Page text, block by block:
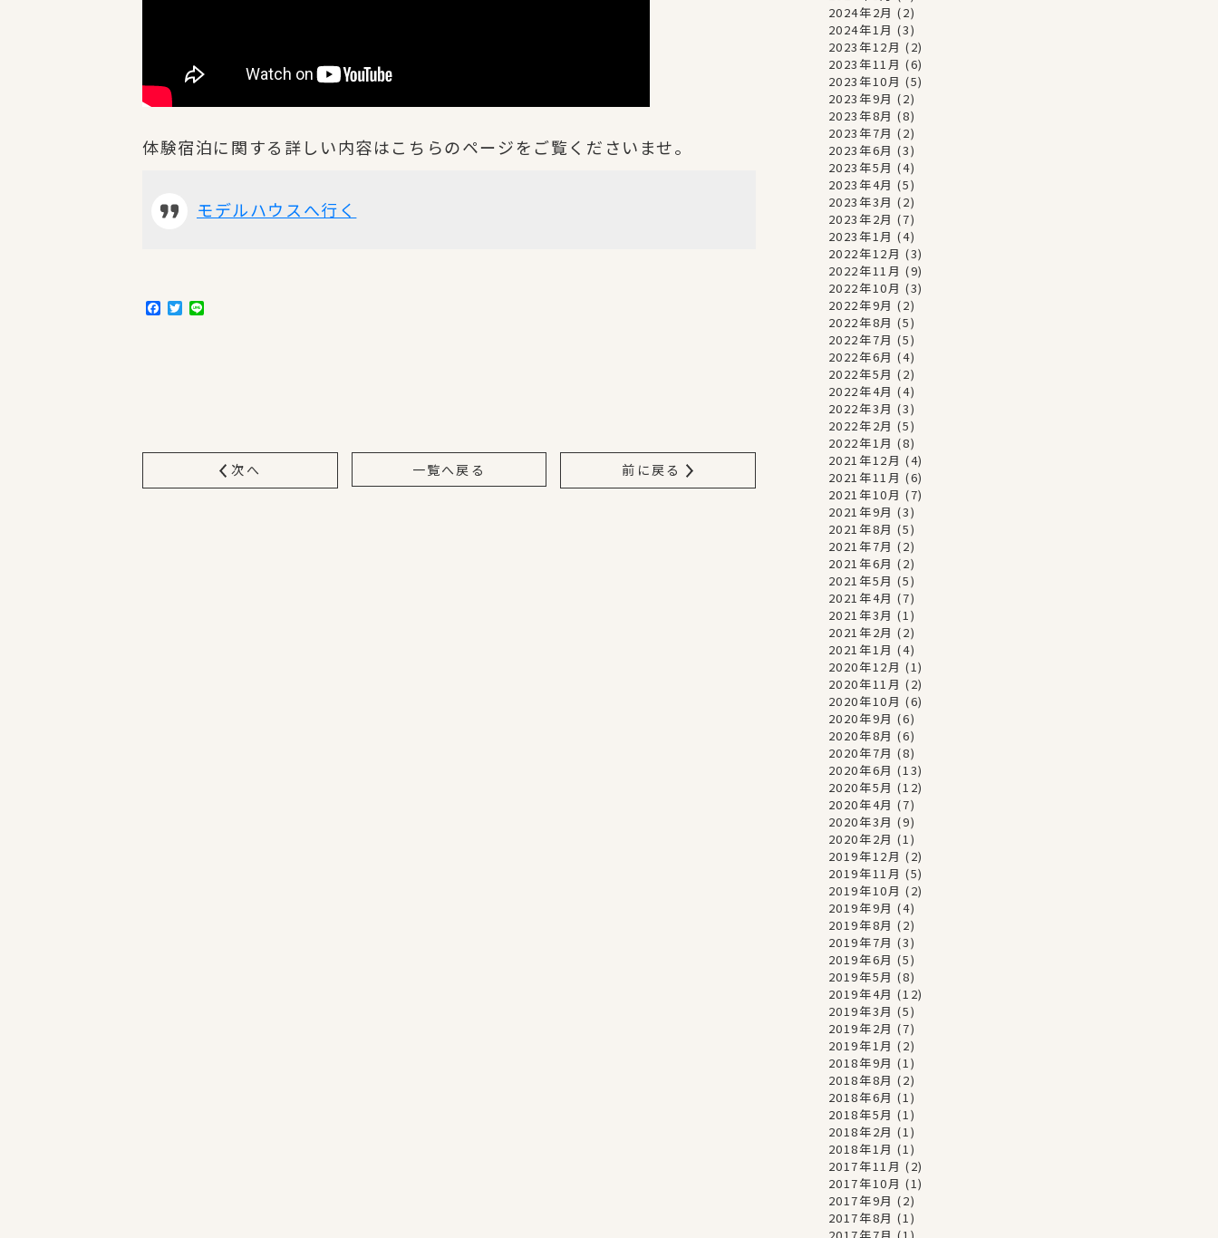
体験宿泊に関する詳しい内容はこちらのページをご覧くださいませ。
モデルハウスへ行く
F
a
T
w
次へ 一覧へ戻る 前に戻る
2024年2月 (2)
2024年1月 (3)
2023年12月 (2)
2023年11月 (6)
2023年10月 (5)
2023年9月 (2)
2023年8月 (8)
2023年7月 (2)
2023年6月 (3)
2023年5月 (4)
2023年4月 (5)
2023年3月 (2)
2023年2月 (7)
2023年1月 (4)
2022年12月 (3)
2022年11月 (9)
2022年10月 (3)
2022年9月 (2)
2022年8月 (5)
2022年7月 (5)
2022年6月 (4)
2022年5月 (2)
2022年4月 (4)
2022年3月 (3)
2022年2月 (5)
2022年1月 (8)
2021年12月 (4)
2021年11月 (6)
2021年10月 (7)
2021年9月 (3)
2021年8月 (5)
2021年7月 (2)
2021年6月 (2)
2021年5月 (5)
2021年4月 (7)
2021年3月 (1)
2021年2月 (2)
2021年1月 (4)
2020年12月 (1)
2020年11月 (2)
2020年10月 (6)
2020年9月 (6)
2020年8月 (6)
2020年7月 (8)
2020年6月 (13)
2020年5月 (12)
2020年4月 (7)
2020年3月 (9)
2020年2月 (1)
2019年12月 (2)
2019年11月 (5)
2019年10月 (2)
2019年9月 (4)
2019年8月 (2)
2019年7月 (3)
2019年6月 (5)
2019年5月 (8)
2019年4月 (12)
2019年3月 (5)
2019年2月 (7)
2019年1月 (2)
2018年9月 (1)
2018年8月 (2)
2018年6月 (1)
2018年5月 (1)
2018年2月 (1)
2018年1月 (1)
2017年11月 (2)
2017年10月 (1)
2017年9月 (2)
2017年8月 (1)